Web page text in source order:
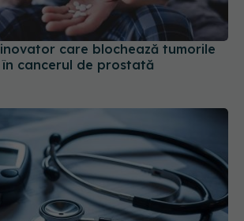
care blochează tumorile
cancerul de prostată